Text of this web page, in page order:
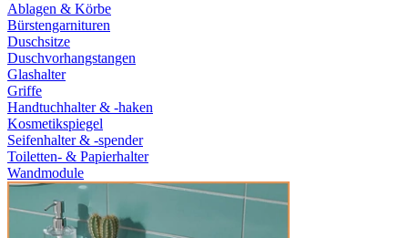
Ablagen & Körbe
Bürstengarnituren
Duschsitze
Duschvorhangstangen
Glashalter
Griffe
Handtuchhalter & -haken
Kosmetikspiegel
Seifenhalter & -spender
Toiletten- & Papierhalter
Wandmodule